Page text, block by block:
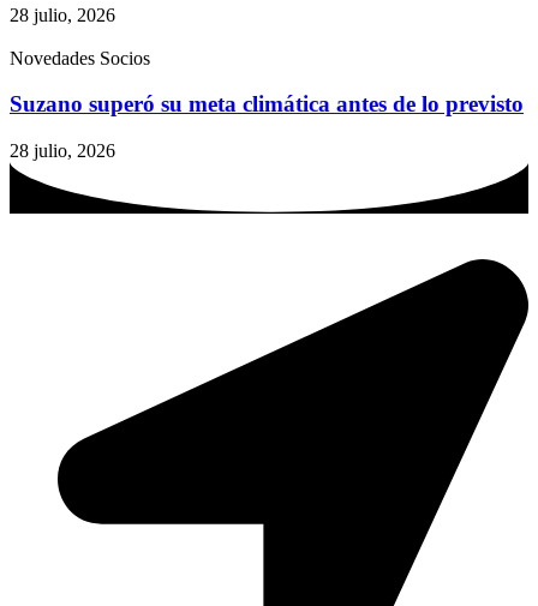
28 julio, 2026
Novedades Socios
Suzano superó su meta climática antes de lo previsto
28 julio, 2026